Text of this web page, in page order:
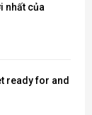
nhất của
ready for and